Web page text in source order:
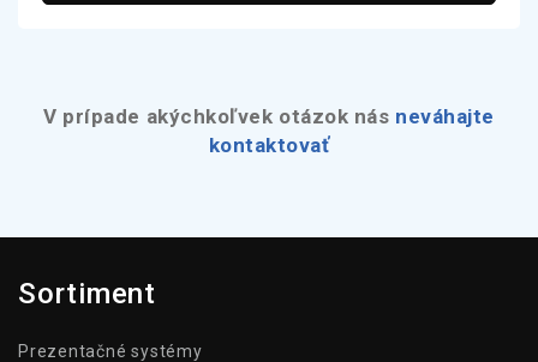
V prípade akýchkoľvek otázok nás neváhajte
kontaktovať
Sortiment
Prezentačné systémy